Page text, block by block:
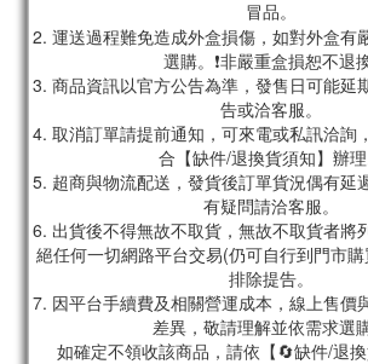
冒品。
2. 運送過程難免造成外盒損傷，如對外盒有
選購。❗非嚴重盒損恕不退換
3. 商品資訊以官方公告為準，發售日可能延
告或洽客服。
4. 取消訂單請提前通知，可來電或私訊洽詢
合【缺件/退換貨須知】辦理
5. 超商與物流配送，發貨後訂單貨況偶有延
有疑問請洽客服。
6. 出貨後不得無故不取貨，無故不取貨者將
絕任何一切網路平台交易(仍可自行到門市
排除提告。
7. 因平台手續費及相關營運成本，線上售價
差異，敬請理解並依需求選購
如確定不領收該商品，請依【🔄缺件/退換